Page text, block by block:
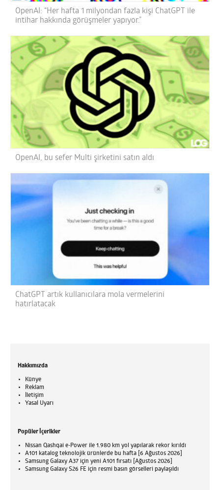
OpenAI: “Her hafta 1 milyondan fazla kişi ChatGPT ile
intihar hakkında görüşmeler yapıyor.”
OpenAI, bu sefer Multi şirketini satın aldı
ChatGPT artık kullanıcılara mola vermelerini
hatırlatacak
Hakkımızda
Künye
Reklam
İletişim
Yasal Uyarı
Popüler İçerikler
Nissan Qashqai e-Power ile 1.980 km yol yapılarak rekor kırıldı
A101 katalog teknolojik ürünlerde bu hafta [6 Ağustos 2026]
Samsung Galaxy A37 için yeni A101 fırsatı [Ağustos 2026]
Samsung Galaxy S26 FE için resmi basın görselleri paylaşıldı